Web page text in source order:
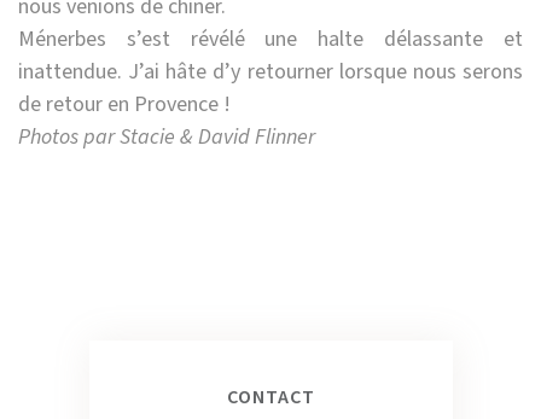
nous venions de chiner.
Ménerbes s’est révélé une halte délassante et
inattendue. J’ai hâte d’y retourner lorsque nous serons
de retour en Provence !
Photos par Stacie & David Flinner
CONTACT